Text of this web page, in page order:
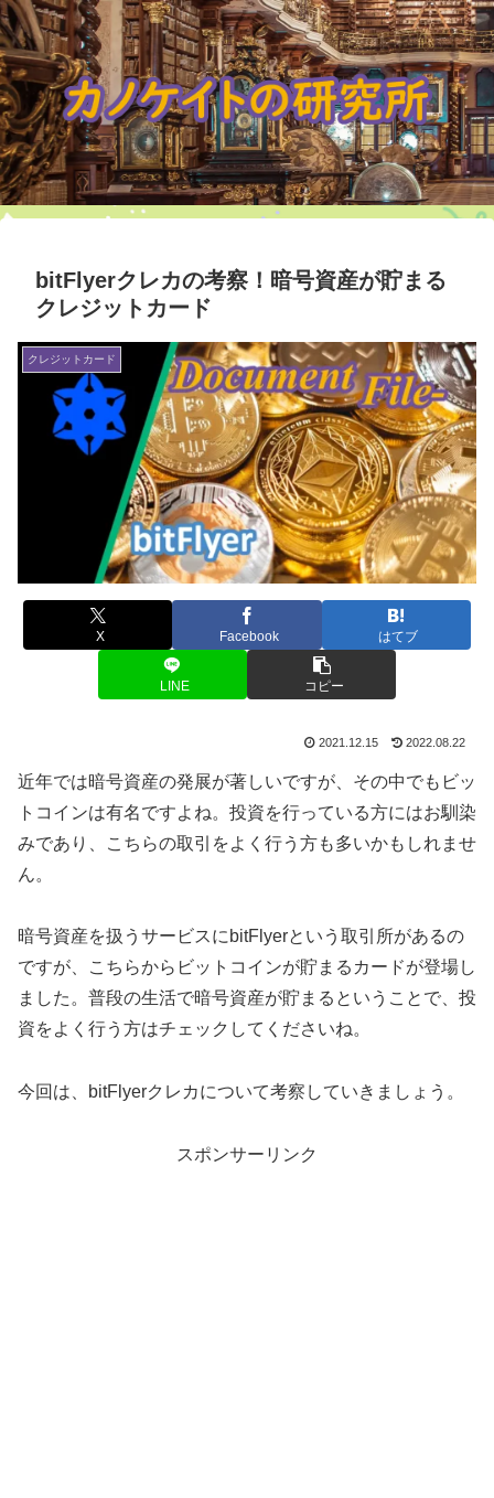
bitFlyerクレカの考察！暗号資産が貯まる
クレジットカード
クレジットカード
X Facebook はてブ
LINE コピー
2021.12.15 2022.08.22
近年では暗号資産の発展が著しいですが、その中でもビッ
トコインは有名ですよね。投資を行っている方にはお馴染
みであり、こちらの取引をよく行う方も多いかもしれませ
ん。
暗号資産を扱うサービスにbitFlyerという取引所があるの
ですが、こちらからビットコインが貯まるカードが登場し
ました。普段の生活で暗号資産が貯まるということで、投
資をよく行う方はチェックしてくださいね。
今回は、bitFlyerクレカについて考察していきましょう。
スポンサーリンク